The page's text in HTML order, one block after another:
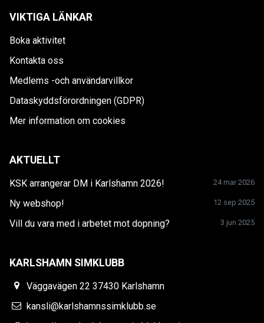
VIKTIGA LÄNKAR
Boka aktivitet
Kontakta oss
Medlems -och användarvillkor
Dataskyddsförordningen (GDPR)
Mer information om cookies
AKTUELLT
KSK arrangerar DM i Karlshamn 2026! 24 mar 2026
Ny webshop! 12 sep 2025
Vill du vara med i arbetet mot dopning? 3 jun 2025
KARLSHAMN SIMKLUBB
Väggavägen 22 37430 Karlshamn
kansli@karlshamnssimklubb.se